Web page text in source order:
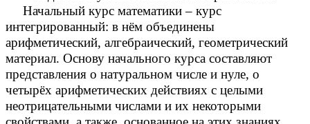
Начальный курс математики – курс
интегрированный: в нём объединены
арифметический, алгебраический, геометрический
материал. Основу начального курса составляют
представления о натуральном числе и нуле, о
четырёх арифметических действиях с целыми
неотрицательными числами и их некоторыми